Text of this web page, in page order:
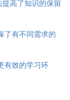
高了知识的保留
了有不同需求的
有效的学习环